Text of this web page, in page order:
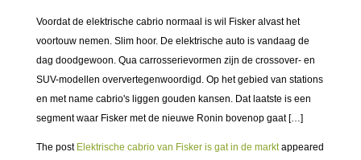
Voordat de elektrische cabrio normaal is wil Fisker alvast het
voortouw nemen. Slim hoor. De elektrische auto is vandaag de
dag doodgewoon. Qua carrosserievormen zijn de crossover- en
SUV-modellen oververtegenwoordigd. Op het gebied van stations
en met name cabrio's liggen gouden kansen. Dat laatste is een
segment waar Fisker met de nieuwe Ronin bovenop gaat […]
The post Elektrische cabrio van Fisker is gat in de marktappeared